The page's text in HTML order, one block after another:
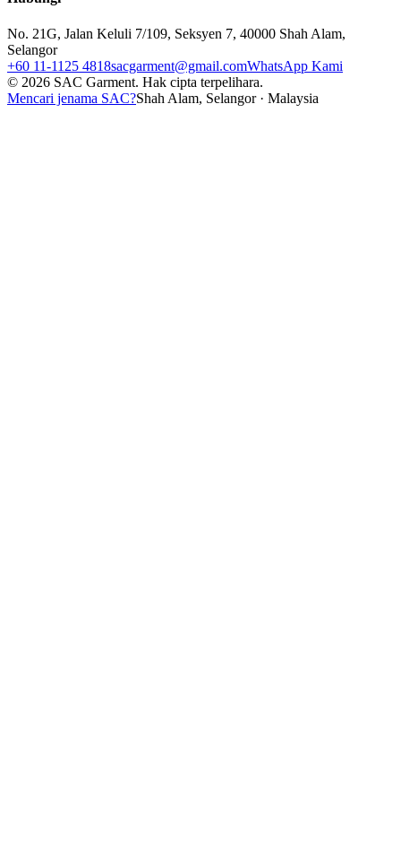
No. 21G, Jalan Keluli 7/109, Seksyen 7, 40000 Shah Alam,
Selangor
+60 11-1125 4818sacgarment@gmail.comWhatsApp Kami
© 2026 SAC Garment. Hak cipta terpelihara.
Mencari jenama SAC?Shah Alam, Selangor · Malaysia